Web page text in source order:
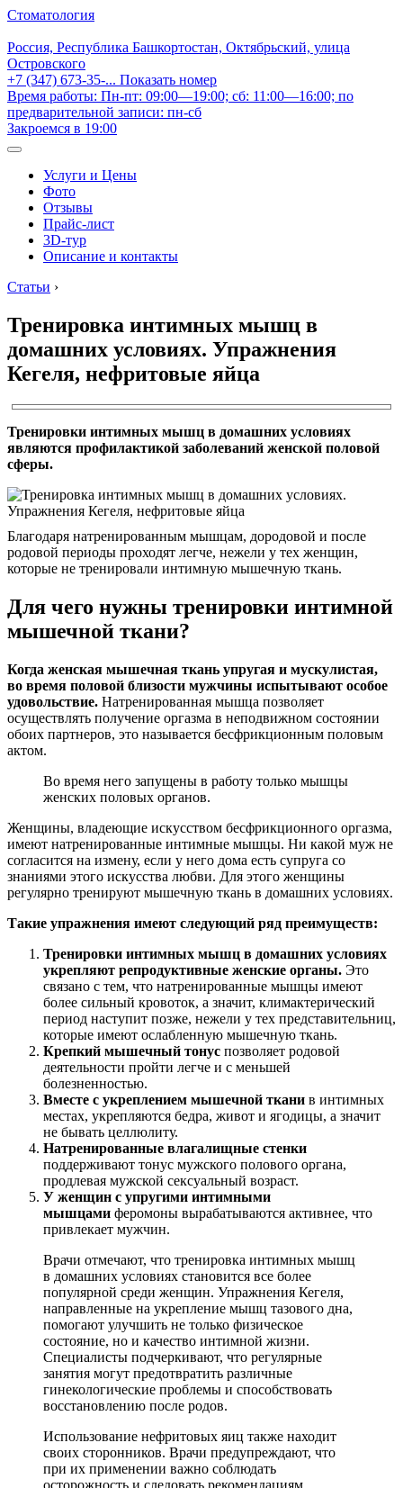
Стоматология
Россия, Республика Башкортостан, Октябрьский, улица
Островского
+7 (347) 673-35-... Показать номер
Время работы: Пн-пт: 09:00—19:00; сб: 11:00—16:00; по
предварительной записи: пн-сб
Закроемся в 19:00
Услуги и Цены
Фото
Отзывы
Прайс-лист
3D-тур
Описание и контакты
Статьи ›
Тренировка интимных мышц в
домашних условиях. Упражнения
Кегеля, нефритовые яйца
Тренировки интимных мышц в домашних условиях
являются профилактикой заболеваний женской половой
сферы.
Благодаря натренированным мышцам, дородовой и после
родовой периоды проходят легче, нежели у тех женщин,
которые не тренировали интимную мышечную ткань.
Для чего нужны тренировки интимной
мышечной ткани?
Когда женская мышечная ткань упругая и мускулистая,
во время половой близости мужчины испытывают особое
удовольствие. Натренированная мышца позволяет
осуществлять получение оргазма в неподвижном состоянии
обоих партнеров, это называется бесфрикционным половым
актом.
Во время него запущены в работу только мышцы
женских половых органов.
Женщины, владеющие искусством бесфрикционного оргазма,
имеют натренированные интимные мышцы. Ни какой муж не
согласится на измену, если у него дома есть супруга со
знаниями этого искусства любви. Для этого женщины
регулярно тренируют мышечную ткань в домашних условиях.
Такие упражнения имеют следующий ряд преимуществ:
Тренировки интимных мышц в домашних условиях
укрепляют репродуктивные женские органы. Это
связано с тем, что натренированные мышцы имеют
более сильный кровоток, а значит, климактерический
период наступит позже, нежели у тех представительниц,
которые имеют ослабленную мышечную ткань.
Крепкий мышечный тонус позволяет родовой
деятельности пройти легче и с меньшей
болезненностью.
Вместе с укреплением мышечной ткани в интимных
местах, укрепляются бедра, живот и ягодицы, а значит
не бывать целлюлиту.
Натренированные влагалищные стенки
поддерживают тонус мужского полового органа,
продлевая мужской сексуальный возраст.
У женщин с упругими интимными
мышцами феромоны вырабатываются активнее, что
привлекает мужчин.
Врачи отмечают, что тренировка интимных мышц
в домашних условиях становится все более
популярной среди женщин. Упражнения Кегеля,
направленные на укрепление мышц тазового дна,
помогают улучшить не только физическое
состояние, но и качество интимной жизни.
Специалисты подчеркивают, что регулярные
занятия могут предотвратить различные
гинекологические проблемы и способствовать
восстановлению после родов.
Использование нефритовых яиц также находит
своих сторонников. Врачи предупреждают, что
при их применении важно соблюдать
осторожность и следовать рекомендациям.